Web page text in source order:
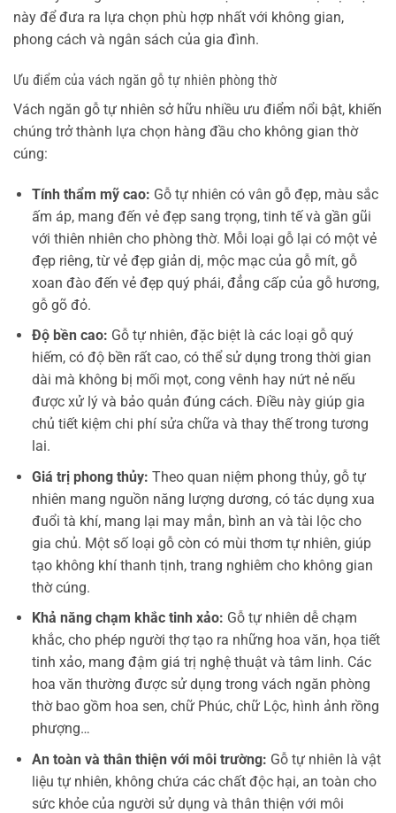
này để đưa ra lựa chọn phù hợp nhất với không gian,
phong cách và ngân sách của gia đình.
Ưu điểm của vách ngăn gỗ tự nhiên phòng thờ
Vách ngăn gỗ tự nhiên sở hữu nhiều ưu điểm nổi bật, khiến
chúng trở thành lựa chọn hàng đầu cho không gian thờ
cúng:
Tính thẩm mỹ cao: Gỗ tự nhiên có vân gỗ đẹp, màu sắc
ấm áp, mang đến vẻ đẹp sang trọng, tinh tế và gần gũi
với thiên nhiên cho phòng thờ. Mỗi loại gỗ lại có một vẻ
đẹp riêng, từ vẻ đẹp giản dị, mộc mạc của gỗ mít, gỗ
xoan đào đến vẻ đẹp quý phái, đẳng cấp của gỗ hương,
gỗ gõ đỏ.
Độ bền cao: Gỗ tự nhiên, đặc biệt là các loại gỗ quý
hiếm, có độ bền rất cao, có thể sử dụng trong thời gian
dài mà không bị mối mọt, cong vênh hay nứt nẻ nếu
được xử lý và bảo quản đúng cách. Điều này giúp gia
chủ tiết kiệm chi phí sửa chữa và thay thế trong tương
lai.
Giá trị phong thủy: Theo quan niệm phong thủy, gỗ tự
nhiên mang nguồn năng lượng dương, có tác dụng xua
đuổi tà khí, mang lại may mắn, bình an và tài lộc cho
gia chủ. Một số loại gỗ còn có mùi thơm tự nhiên, giúp
tạo không khí thanh tịnh, trang nghiêm cho không gian
thờ cúng.
Khả năng chạm khắc tinh xảo: Gỗ tự nhiên dễ chạm
khắc, cho phép người thợ tạo ra những hoa văn, họa tiết
tinh xảo, mang đậm giá trị nghệ thuật và tâm linh. Các
hoa văn thường được sử dụng trong vách ngăn phòng
thờ bao gồm hoa sen, chữ Phúc, chữ Lộc, hình ảnh rồng
phượng…
An toàn và thân thiện với môi trường: Gỗ tự nhiên là vật
liệu tự nhiên, không chứa các chất độc hại, an toàn cho
sức khỏe của người sử dụng và thân thiện với môi